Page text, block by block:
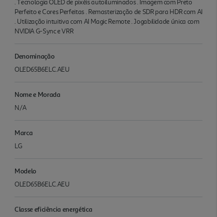
. Tecnologia OLED de pixéis autoiluminados . Imagem com Preto
Perfeito e Cores Perfeitas . Remasterização de SDR para HDR com AI
. Utilização intuitiva com AI Magic Remote . Jogabilidade única com
NVIDIA G-Sync e VRR
Denominação
OLED65B6ELC.AEU
Nome e Morada
N/A
Marca
LG
Modelo
OLED65B6ELC.AEU
Classe eficiência energética